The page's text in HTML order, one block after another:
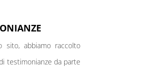
sito, abbiamo raccolto
testimonianze da parte